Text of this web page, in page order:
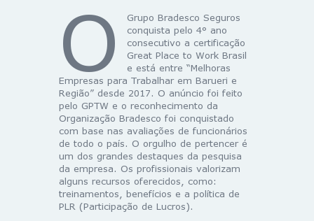
O
Grupo Bradesco Seguros
conquista pelo 4° ano
consecutivo a certificação
Great Place to Work Brasil
e está entre “Melhoras
Empresas para Trabalhar em Barueri e
Região” desde 2017. O anúncio foi feito
pelo GPTW e o reconhecimento da
Organização Bradesco foi conquistado
com base nas avaliações de funcionários
de todo o país. O orgulho de pertencer é
um dos grandes destaques da pesquisa
da empresa. Os profissionais valorizam
alguns recursos oferecidos, como:
treinamentos, benefícios e a política de
PLR (Participação de Lucros).